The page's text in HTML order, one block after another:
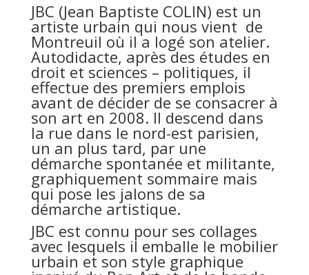
JBC (Jean Baptiste COLIN) est un
artiste urbain qui nous vient de
Montreuil où il a logé son atelier.
Autodidacte, après des études en
droit et sciences – politiques, il
effectue des premiers emplois
avant de décider de se consacrer à
son art en 2008. Il descend dans
la rue dans le nord-est parisien,
un an plus tard, par une
démarche spontanée et militante,
graphiquement sommaire mais
qui pose les jalons de sa
démarche artistique.
JBC est connu pour ses collages
avec lesquels il emballe le mobilier
urbain et son style graphique